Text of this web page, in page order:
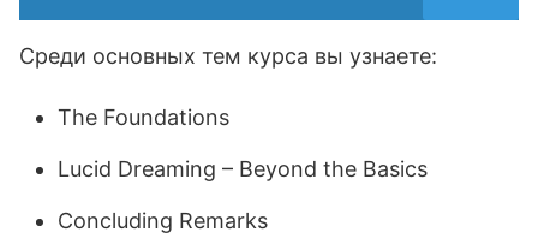
Среди основных тем курса вы узнаете:
The Foundations
Lucid Dreaming – Beyond the Basics
Concluding Remarks